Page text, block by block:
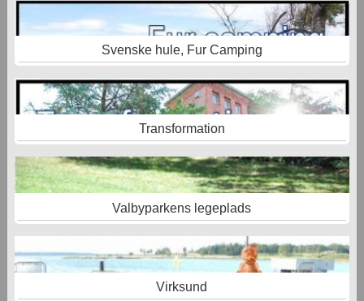
Svenske hule, Fur Camping
Transformation
Valbyparkens legeplads
Virksund